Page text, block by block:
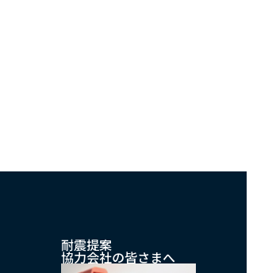
耐震提案
協力会社の皆さまへ